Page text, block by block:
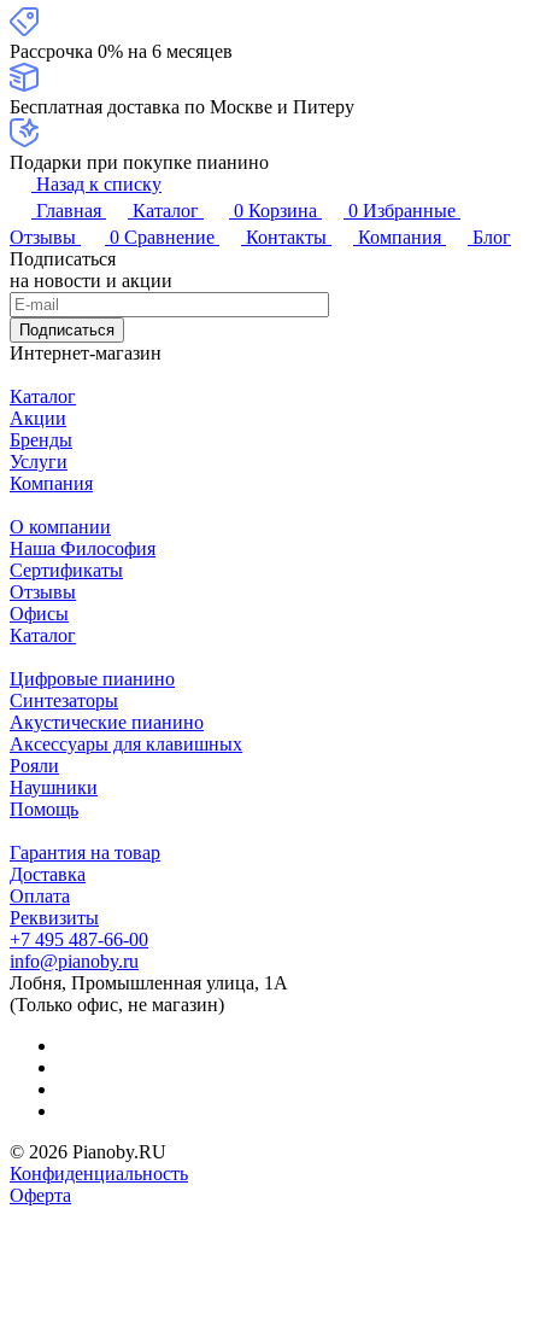
Рассрочка 0% на 6 месяцев
Бесплатная доставка по Москве и Питеру
Подарки при покупке пианино
Назад к списку
Главная
Каталог 0 Корзина 0 Избранные
Отзывы
0 Сравнение Контакты Компания
Блог
Подписаться
на новости и акции
Подписаться
Интернет-магазин
Каталог
Акции
Бренды
Услуги
Компания
О компании
Наша Философия
Сертификаты
Отзывы
Офисы
Каталог
Цифровые пианино
Синтезаторы
Акустические пианино
Аксессуары для клавишных
Рояли
Наушники
Помощь
Гарантия на товар
Доставка
Оплата
Реквизиты
+7 495 487-66-00
info@pianoby.ru
Лобня, Промышленная улица, 1А
(Только офис, не магазин)
© 2026 Pianoby.RU
Конфиденциальность
Оферта